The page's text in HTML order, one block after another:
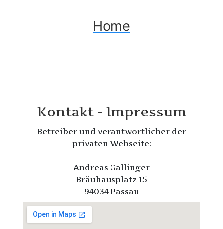
Home
Kontakt - Impressum
Betreiber und verantwortlicher der
privaten Webseite:
Andreas Gallinger
Bräuhausplatz 15
94034 Passau